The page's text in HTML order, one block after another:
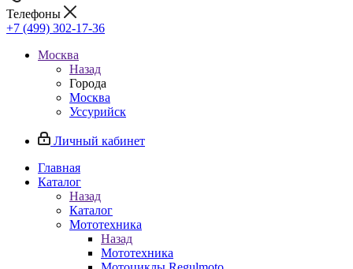
Телефоны
+7 (499) 302-17-36
Москва
Назад
Города
Москва
Уссурийск
Личный кабинет
Главная
Каталог
Назад
Каталог
Мототехника
Назад
Мототехника